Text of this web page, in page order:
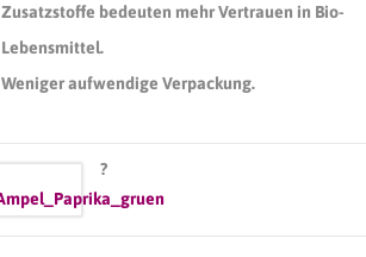
Zusatzstoffe bedeuten mehr Vertrauen in Bio-
Lebensmittel.
Weniger aufwendige Verpackung.
?